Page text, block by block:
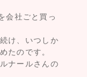
会社ごと買っ
け、いつしか
たのです。
ナールさんの